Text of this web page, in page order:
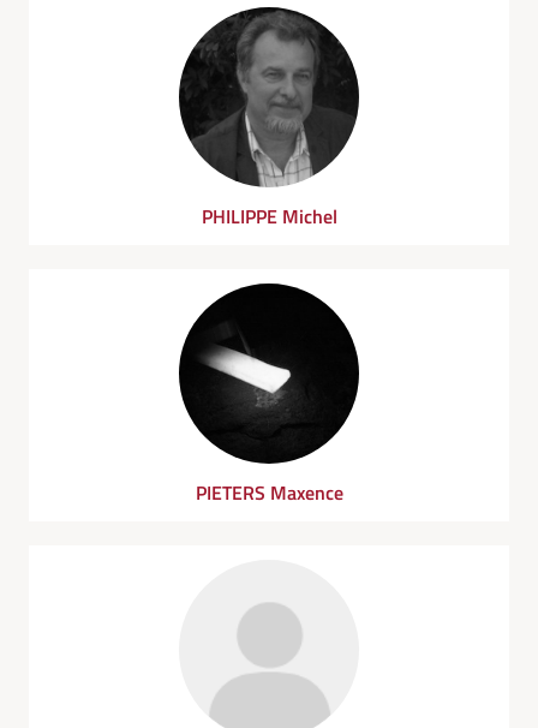
PHILIPPE Michel
PIETERS Maxence